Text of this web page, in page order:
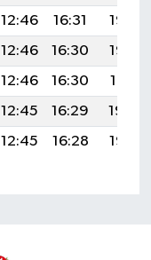
12:46 16:31
19:33
12:46 16:30
19:32
12:46 16:30
19:31
12:45 16:29
19:29
12:45 16:28 19:28